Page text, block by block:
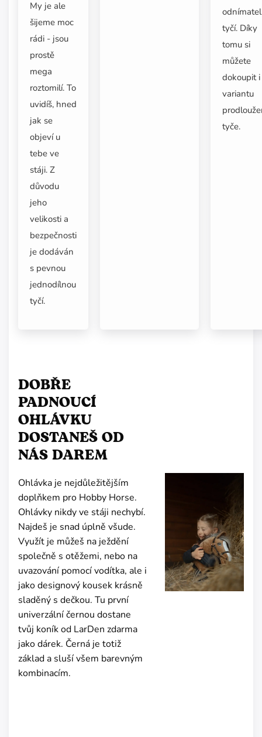
My je ale
šijeme moc
rádi - jsou
prostě
mega
roztomilí. To
uvidíš, hned
jak se
objeví u
tebe ve
stáji. Z
důvodu
jeho
velikosti a
bezpečnosti
je dodáván
s pevnou
jednodílnou
tyčí.
tyčí. Díky
tomu si
můžete
dokoupit i
variantu
tyče.
DOBŘE
PADNOUCÍ
OHLÁVKU
DOSTANEŠ OD
NÁS DAREM
Ohlávka je nejdůležitějším
doplňkem pro Hobby Horse.
Ohlávky nikdy ve stáji nechybí.
Najdeš je snad úplně všude.
Využít je můžeš na ježdění
společně s otěžemi, nebo na
uvazování pomocí vodítka, ale i
jako designový kousek krásně
sladěný s dečkou. Tu první
univerzální černou dostane
tvůj koník od LarDen zdarma
jako dárek. Černá je totiž
základ a sluší všem barevným
kombinacím.